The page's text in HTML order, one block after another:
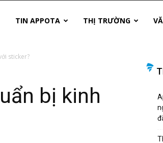
TIN APPOTA THỊ TRƯỜNG
sticker?
bị kinh